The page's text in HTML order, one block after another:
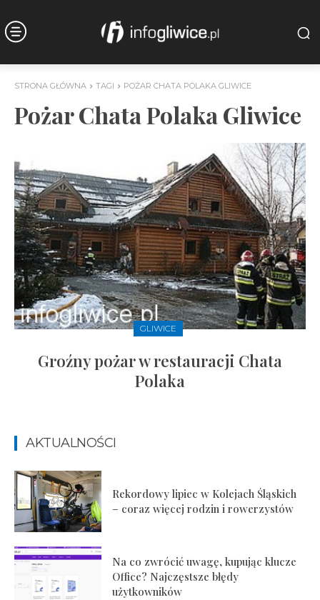
STRONA GŁÓWNA TAGI POŻAR CHATA POLAKA GLIWICE
Pożar Chata Polaka Gliwice
GLIWICE
Groźny pożar w restauracji Chata
Polaka
AKTUALNOŚCI
Rekordowy lipiec w Kolejach Śląskich
– coraz więcej rodzin i rowerzystów
Na co zwrócić uwagę, kupując klucze
Office? Najczęstsze błędy
użytkowników